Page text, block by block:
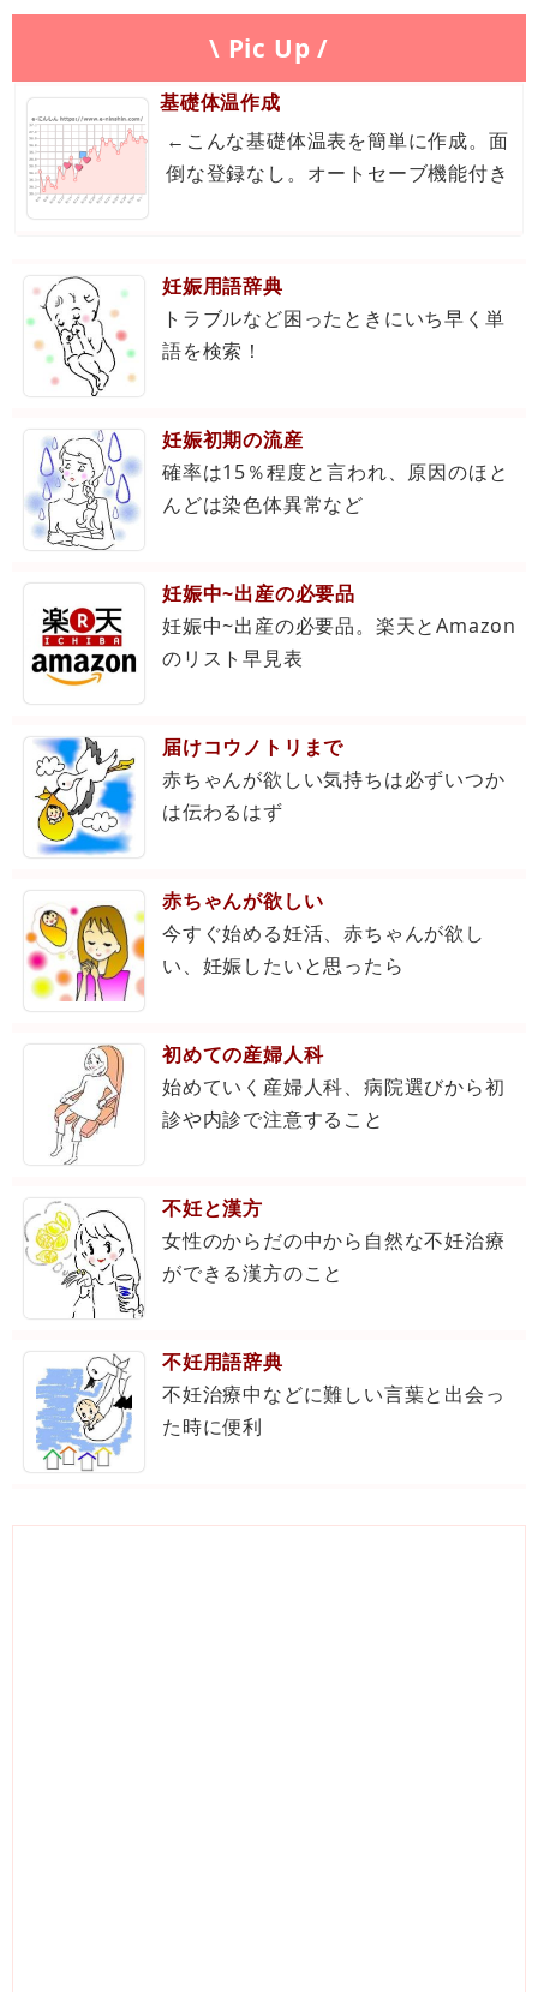
\ Pic Up /
基礎体温作成
←こんな基礎体温表を簡単に作成。面
倒な登録なし。オートセーブ機能付き
妊娠用語辞典
トラブルなど困ったときにいち早く単
語を検索！
妊娠初期の流産
確率は15％程度と言われ、原因のほと
んどは染色体異常など
妊娠中~出産の必要品
妊娠中~出産の必要品。楽天とAmazon
のリスト早見表
届けコウノトリまで
赤ちゃんが欲しい気持ちは必ずいつか
は伝わるはず
赤ちゃんが欲しい
今すぐ始める妊活、赤ちゃんが欲し
い、妊娠したいと思ったら
初めての産婦人科
始めていく産婦人科、病院選びから初
診や内診で注意すること
不妊と漢方
女性のからだの中から自然な不妊治療
ができる漢方のこと
不妊用語辞典
不妊治療中などに難しい言葉と出会っ
た時に便利